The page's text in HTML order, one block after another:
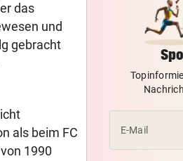
das
und
gebracht
als beim FC
1990
VORWÜRFE UND
Ex-
heute
KÄRNTNERIN IN
Kurios! WM-
Youtube das
E-Mail